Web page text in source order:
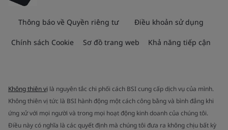
Thông báo về Quyền riêng tư Điều khoản sử dụng
Chính sách Cookie Sơ đồ trang web Khả năng tiếp cận
Không thiên vị là nguyên tắc chi phối cách BSI cung cấp dịch vụ của mình.
Không thiên vị tức là BSI hành động một cách công bằng và bình đẳng khi
ứng xử với mọi người và trong mọi hoạt động kinh doanh của chúng tôi.
Điều này có nghĩa là các quyết định mà chúng tôi đưa ra không chịu bất kỳ